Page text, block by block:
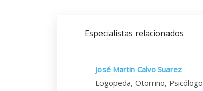
Especialistas relacionados
José Martin Calvo Suarez
Logopeda, Otorrino, Psicólogo